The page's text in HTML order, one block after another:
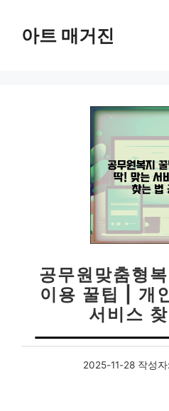
아트 매거진
공무원맞춤형
이용 꿀팁 | 개
서비스
2025-11-28 작성자: